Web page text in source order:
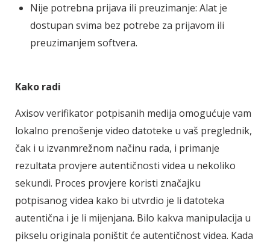
Nije potrebna prijava ili preuzimanje: Alat je
dostupan svima bez potrebe za prijavom ili
preuzimanjem softvera.
Kako radi
Axisov verifikator potpisanih medija omogućuje vam
lokalno prenošenje video datoteke u vaš preglednik,
čak i u izvanmrežnom načinu rada, i primanje
rezultata provjere autentičnosti videa u nekoliko
sekundi. Proces provjere koristi značajku
potpisanog videa kako bi utvrdio je li datoteka
autentična i je li mijenjana. Bilo kakva manipulacija u
pikselu originala poništit će autentičnost videa. Kada